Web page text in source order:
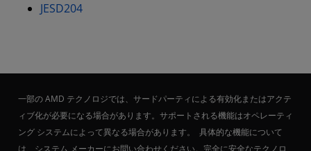
JESD204
一部の AMD テクノロジでは、サードパーティによる有効化またはアクテ
ィブ化が必要になる場合があります。サポートされる機能はオペレーティ
ング システムによって異なる場合があります。 具体的な機能について